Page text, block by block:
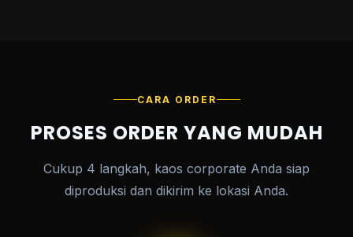
CARA ORDER
PROSES ORDER YANG MUDAH
Cukup 4 langkah, kaos corporate Anda siap
diproduksi dan dikirim ke lokasi Anda.